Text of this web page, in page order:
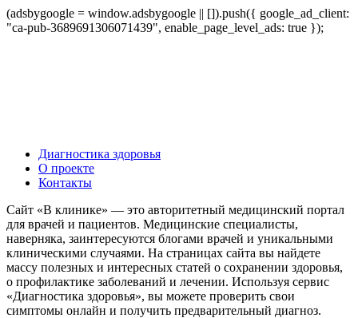
(adsbygoogle = window.adsbygoogle || []).push({ google_ad_client:
"ca-pub-3689691306071439", enable_page_level_ads: true });
Диагностика здоровья
О проекте
Контакты
Сайт «В клинике» — это авторитетный медицинский портал
для врачей и пациентов. Медицинские специалисты,
наверняка, заинтересуются блогами врачей и уникальными
клиническими случаями. На страницах сайта вы найдете
массу полезных и интересных статей о сохранении здоровья,
о профилактике заболеваний и лечении. Используя сервис
«Диагностика здоровья», вы можете проверить свои
симптомы онлайн и получить предварительный диагноз.